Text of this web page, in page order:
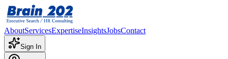
AboutServicesExpertiseInsightsJobsContact
Sign In